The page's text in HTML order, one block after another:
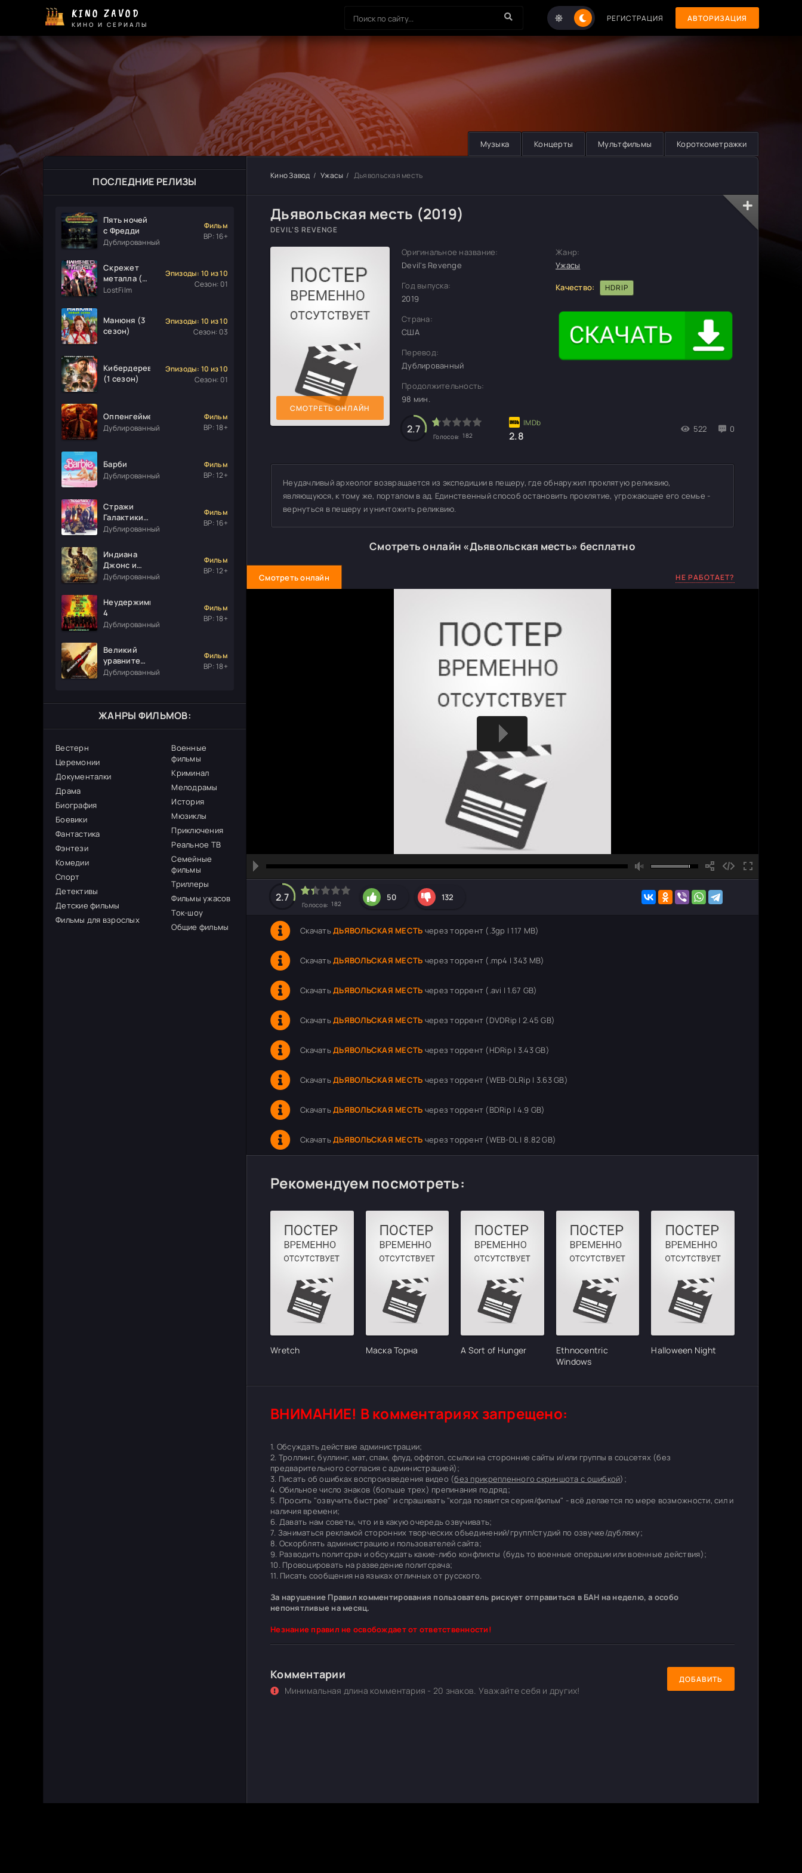
KINO ZAVOD
КИНО И СЕРИАЛЫ
РЕГИСТРАЦИЯ АВТОРИЗАЦИЯ
Музыка Концерты Мультфильмы Короткометражки
ПОСЛЕДНИЕ РЕЛИЗЫ
Пять ночей
с Фредди
Дублированный
Фильм
ВР: 16+
Скрежет
металла (1
сезон)
LostFilm
Эпизоды: 10 из 10
Сезон: 01
Манюня (3
сезон)
Эпизоды: 10 из 10
Сезон: 03
Кибердеревня
(1 сезон)
Эпизоды: 10 из 10
Сезон: 01
Оппенгеймер
Дублированный
Фильм
ВР: 18+
Барби
Дублированный
Фильм
ВР: 12+
Стражи
Галактики.
Часть 3
Дублированный
Фильм
ВР: 16+
Индиана
Джонс и
колесо
Дублированный
Фильм
ВР: 12+
Неудержимые
4
Дублированный
Фильм
ВР: 18+
Великий
уравнитель
3
Дублированный
Фильм
ВР: 18+
ЖАНРЫ ФИЛЬМОВ:
Вестерн
Церемонии
Документалки
Драма
Биография
Боевики
Фантастика
Фэнтези
Комедии
Спорт
Детективы
Детские фильмы
Фильмы для взрослых
Военные
фильмы
Криминал
Мелодрамы
История
Мюзиклы
Приключения
Реальное ТВ
Семейные
фильмы
Триллеры
Фильмы ужасов
Ток-шоу
Общие фильмы
Кино Завод Ужасы Дьявольская месть
Дьявольская месть (2019)
DEVIL'S REVENGE
СМОТРЕТЬ ОНЛАЙН
Оригинальное название:
Devil's Revenge
Год выпуска:
2019
Страна:
США
Перевод:
Дублированный
Продолжительность:
98 мин.
2.7
Голосов: 182 2.8
522 0
Жанр:
Ужасы
Качество: HDRIP
Неудачливый археолог возвращается из экспедиции в пещеру, где обнаружил проклятую реликвию,
являющуюся, к тому же, порталом в ад. Единственный способ остановить проклятие, угрожающее его семье -
вернуться в пещеру и уничтожить реликвию.
Смотреть онлайн «Дьявольская месть» бесплатно
Смотреть онлайн НЕ РАБОТАЕТ?
hd2160
hd1440
highres
hd1080
hd720
large
medium
small
tiny
2.7
Голосов: 182
50 132
СкачатьДЬЯВОЛЬСКАЯ МЕСТЬ через торрент (.3gp | 117 MB)
СкачатьДЬЯВОЛЬСКАЯ МЕСТЬ через торрент (.mp4 | 343 MB)
СкачатьДЬЯВОЛЬСКАЯ МЕСТЬ через торрент (.avi | 1.67 GB)
СкачатьДЬЯВОЛЬСКАЯ МЕСТЬ через торрент (DVDRip | 2.45 GB)
СкачатьДЬЯВОЛЬСКАЯ МЕСТЬ через торрент (HDRip | 3.43 GB)
СкачатьДЬЯВОЛЬСКАЯ МЕСТЬ через торрент (WEB-DLRip | 3.63 GB)
СкачатьДЬЯВОЛЬСКАЯ МЕСТЬ через торрент (BDRip | 4.9 GB)
СкачатьДЬЯВОЛЬСКАЯ МЕСТЬ через торрент (WEB-DL | 8.82 GB)
Рекомендуем посмотреть:
Wretch Маска Торна A Sort of Hunger
Ethnocentric
Windows
Halloween Night
ВНИМАНИЕ! В комментариях запрещено:
1. Обсуждать действие администрации;
2. Троллинг, буллинг, мат, спам, флуд, оффтоп, ссылки на сторонние сайты и/или группы в соцсетях (без
предварительного согласия с администрацией);
3. Писать об ошибках воспроизведения видео (без прикрепленного скриншота с ошибкой);
4. Обильное число знаков (больше трех) препинания подряд;
5. Просить "озвучить быстрее" и спрашивать "когда появится серия/фильм" - всё делается по мере возможности, сил и
наличия времени;
6. Давать нам советы, что и в какую очередь озвучивать;
7. Заниматься рекламой сторонних творческих объединений/групп/студий по озвучке/дубляжу;
8. Оскорблять администрацию и пользователей сайта;
9. Разводить политсрач и обсуждать какие-либо конфликты (будь то военные операции или военные действия);
10. Провоцировать на разведение политсрача;
11. Писать сообщения на языках отличных от русского.
За нарушение Правил комментирования пользователь рискует отправиться в БАН на неделю, а особо
непонятливые на месяц.
Незнание правил не освобождает от ответственности!
Комментарии
Минимальная длина комментария - 20 знаков. Уважайте себя и других!
ДОБАВИТЬ